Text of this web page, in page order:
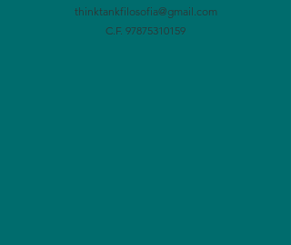
thinktankfilosofia@gmail.com
C.F. 97875310159